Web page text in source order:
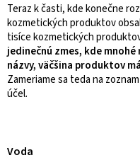
Teraz k časti, kde konečne
kozmetických produktov
tisíce kozmetických
jedinečnú zmes, kde
názvy, väčšina produktov
Zameriame sa teda na
účel.
Voda